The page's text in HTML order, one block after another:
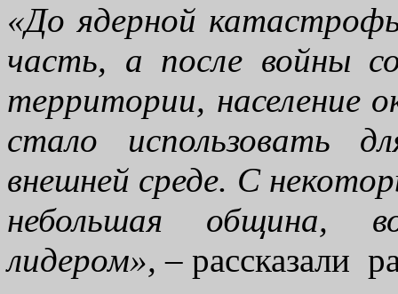
«До ядерной катастрофы
часть, а после войны
территории, население
стало использовать
внешней среде. С
небольшая община,
лидером», – рассказали